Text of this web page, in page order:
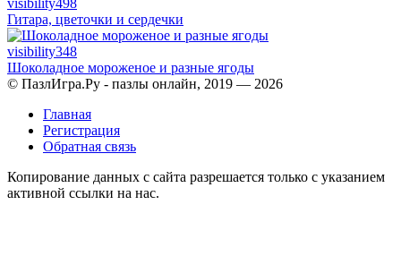
visibility498
Гитара, цветочки и сердечки
visibility348
Шоколадное мороженое и разные ягоды
© ПазлИгра.Ру - пазлы онлайн, 2019 — 2026
Главная
Регистрация
Обратная связь
Копирование данных с сайта разрешается только с указанием
активной ссылки на нас.